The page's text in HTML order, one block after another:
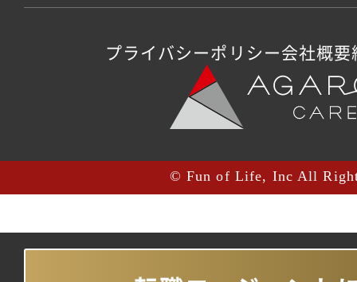
プライバシーポリシー会社概要
© Fun of Life, Inc All Right